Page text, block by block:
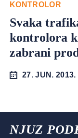
KONTROLOR
Svaka
kontrolora
zabrani
27. JUN. 2013.
NJUZ